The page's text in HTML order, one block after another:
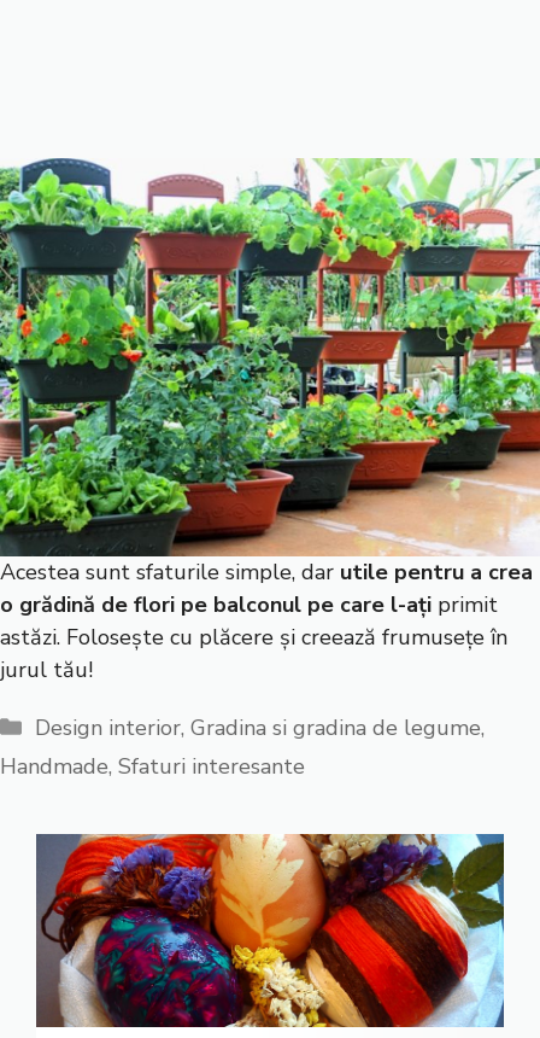
Acestea sunt sfaturile simple, dar utile pentru a crea
o grădină de flori pe balconul pe care l-ați primit
astăzi. Folosește cu plăcere și creează frumusețe în
jurul tău!
Categorii
Design interior, Gradina si gradina de legume,
Handmade, Sfaturi interesante